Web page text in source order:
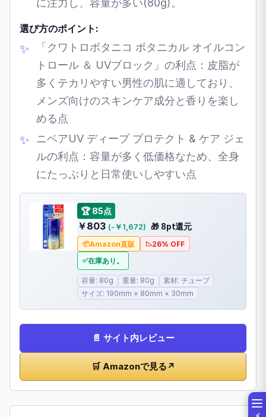
に注力し、容量が多い(80g)。
選び方のポイント:
「クワトロボタニコ ボタニカル オイルコン
トロール ＆ UVブロック」の利点：皮脂が
多くテカリやすい男性の肌に適しており、
メンズ向けのスキンケア成分と香りを楽し
める点
ニベアUV ディープ プロテクト & ケア ジェ
ルの利点：容量が多く低価格なため、全身
にたっぷりと日常使いしやすい点
🏆 85点
￥803 (-￥1,672) 🎁 8pt還元
Amazon直販
26% OFF
在庫あり。
容量: 80g 重量: 80g
素材: チューブ
サイズ: 190mm × 80mm × 30mm
📄 サイト内レビュー
🛒 Amazonで見る ↗